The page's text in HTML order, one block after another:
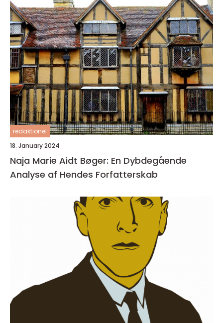
redaktionel
18. January 2024
Naja Marie Aidt Bøger: En Dybdegående
Analyse af Hendes Forfatterskab